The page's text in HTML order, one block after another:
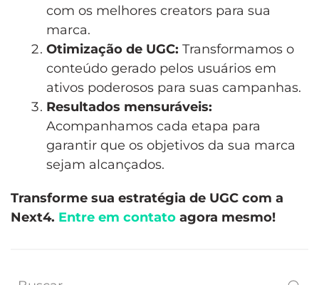
com os melhores creators para sua
marca.
Otimização de UGC: Transformamos o
conteúdo gerado pelos usuários em
ativos poderosos para suas campanhas.
Resultados mensuráveis:
Acompanhamos cada etapa para
garantir que os objetivos da sua marca
sejam alcançados.
Transforme sua estratégia de UGC com a
Next4. Entre em contato agora mesmo!